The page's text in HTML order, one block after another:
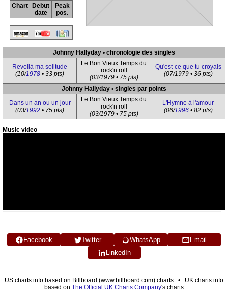
Chart
Debut
date
Peak
pos.
Johnny Hallyday • chronologie des singles
Revoilà ma solitude
(10/1978 • 33 pts)
Le Bon Vieux Temps du
rock'n roll
(03/1979 • 75 pts)
Qu'est-ce que tu croyais
(07/1979 • 36 pts)
Johnny Hallyday • singles par points
Dans un an ou un jour
(03/1992 • 75 pts)
Le Bon Vieux Temps du
rock'n roll
(03/1979 • 75 pts)
L'Hymne à l'amour
(06/1996• 82 pts)
Music video
Facebook Twitter WhatsApp
Email
LinkedIn
US charts info based on Billboard (www.billboard.com) charts • UK charts info
based on The Official UK Charts Company's charts